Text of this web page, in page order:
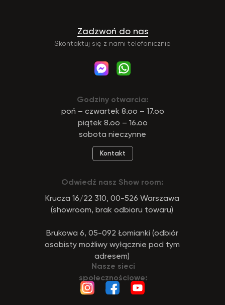
Skontaktuj się z nami telefonicznie
Zadzwoń do nas
Godziny otwarcia:
poń – czwartek 8.oo – 17.oo
piątek 8.oo – 16.oo
sobota nieczynne
Odwiedź nasz Show room:
Krucza 16/22 310, 00-526 Warszawa
(showroom, brak odbioru towaru)
Brukowa 6, 05-092 Łomianki (odbiór
osobisty możliwy wyłącznie pod tym
adresem)
Kontakt
Nasze sieci
społecznościowe: